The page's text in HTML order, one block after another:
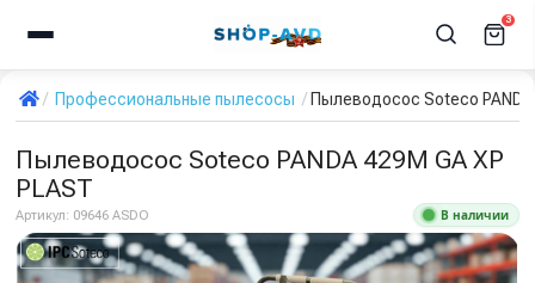
3
Профессиональные пылесосы Пылеводосос Soteco
Пылеводосос Soteco PANDA 429M GA XP
PLAST
Артикул: 09646 ASDO В наличии